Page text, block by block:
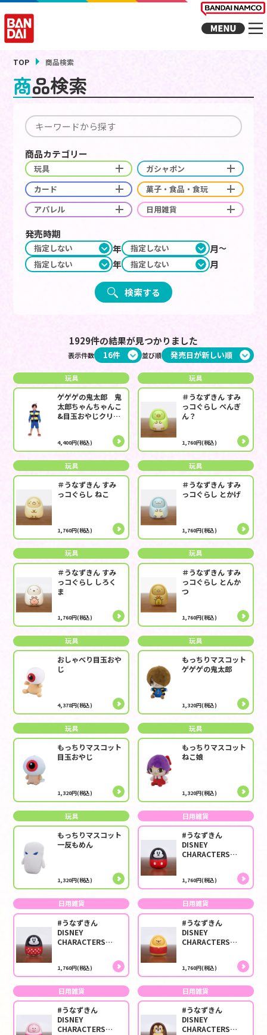
TOP 商品検索
商品検索
商品カテゴリー
玩具
ガシャポン
カード
菓子・食品・食玩
アパレル
日用雑貨
発売時期
年
月
年
月
検索する
1929件の結果が見つかりました
表示件数 並び順
玩具
ゲゲゲの鬼太郎 鬼
太郎ちゃんちゃんこ
&目玉おやじクリッ
4,400円(税込)
玩具
＃うなずきん すみ
っコぐらし ぺんぎ
ん？
1,760円(税込)
玩具
＃うなずきん すみ
っコぐらし ねこ
1,760円(税込)
玩具
＃うなずきん すみ
っコぐらし とかげ
1,760円(税込)
玩具
＃うなずきん すみ
っコぐらし しろく
ま
1,760円(税込)
玩具
＃うなずきん すみ
っコぐらし とんか
つ
1,760円(税込)
玩具
おしゃべり目玉おや
じ
4,378円(税込)
玩具
もっちりマスコット
ゲゲゲの鬼太郎
1,320円(税込)
玩具
もっちりマスコット
目玉おやじ
1,320円(税込)
玩具
もっちりマスコット
ねこ娘
1,320円(税込)
玩具
もっちりマスコット
一反もめん
1,320円(税込)
日用雑貨
#うなずきん
DISNEY
CHARACTERS
1,760円(税込)
日用雑貨
#うなずきん
DISNEY
CHARACTERS
1,760円(税込)
日用雑貨
#うなずきん
DISNEY
CHARACTERS
1,760円(税込)
日用雑貨
#うなずきん
DISNEY
CHARACTERS
日用雑貨
#うなずきん
DISNEY
CHARACTERS